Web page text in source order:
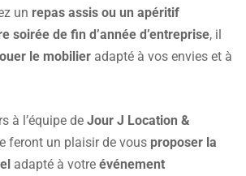
un repas assis ou un apéritif
soirée de fin d’année d’entreprise, il
le mobilier adapté à vos envies et à
à l’équipe de Jour J Location &
feront un plaisir de vous proposer la
adapté à votre événement